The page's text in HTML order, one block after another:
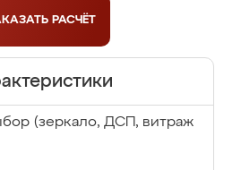
РАСЧЁТ
(зеркало, ДСП, витраж